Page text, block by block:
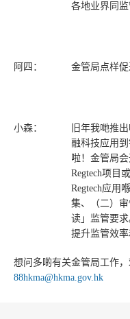
各地业界同监
阿四： 金管局点样促
小森：
旧年我哋推
融科技应用
啦！金管局
Regtech项目
Regtech应用
集、（二）
读」监管要
提升监管效率
想问多啲有关金管局工作
88hkma@hkma.gov.hk